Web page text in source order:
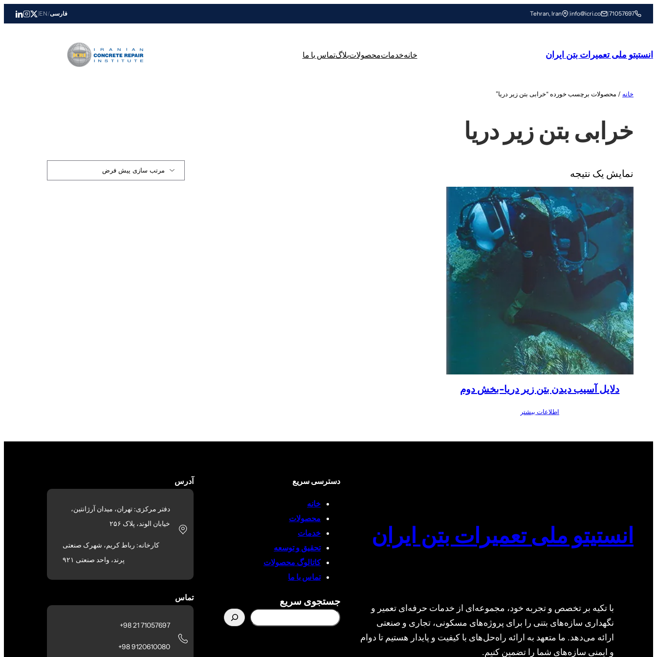
رفتن
به
71057697
|
info@icri.co
|
Tehran, Iran فارسی/
EN
|
انستیتو ملی تعمیرات بتن ایران خانهخدماتمحصولاتبلاگتماس با ما
خانه / محصولات برچسب خورده “خرابی بتن زیر دریا”
خرابی بتن زیر دریا
نمایش یک نتیجه
دلایل آسیب دیدن بتن زیر دریا-بخش دوم
اطلاعات بیشتر
انستیتو ملی تعمیرات بتن ایران
با تکیه بر تخصص و تجربه خود، مجموعه‌ای از خدمات حرفه‌ای تعمیر و
نگهداری سازه‌های بتنی را برای پروژه‌های مسکونی، تجاری و صنعتی
ارائه می‌دهد. ما متعهد به ارائه راه‌حل‌های با کیفیت و پایدار هستیم تا دوام
و ایمنی سازه‌های شما را تضمین کنیم.
دسترسی سریع
خانه
محصولات
خدمات
تحقیق و توسعه
کاتالوگ محصولات
تماس با ما
جستجوی سریع
آدرس
دفتر مرکزی: تهران، میدان آرژانتین،
خیابان الوند، پلاک ۲۵۶
کارخانه: رباط کریم، شهرک صنعتی
پرند، واحد صنعتی ۹۲۱
تماس
71057697 21 98+
9120610080 98+